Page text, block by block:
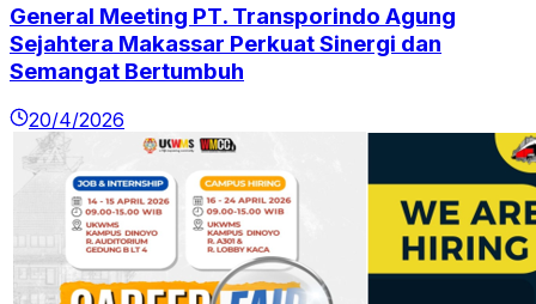
General Meeting PT. Transporindo Agung
Sejahtera Makassar Perkuat Sinergi dan
Semangat Bertumbuh
20/4/2026